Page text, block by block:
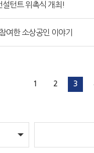
설턴트 위촉식 개최!
여한 소상공인 이야기
1 2 3